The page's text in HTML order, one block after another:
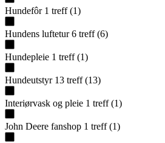
Hundefôr 1 treff (1)
Hundens luftetur 6 treff (6)
Hundepleie 1 treff (1)
Hundeutstyr 13 treff (13)
Interiørvask og pleie 1 treff (1)
John Deere fanshop 1 treff (1)